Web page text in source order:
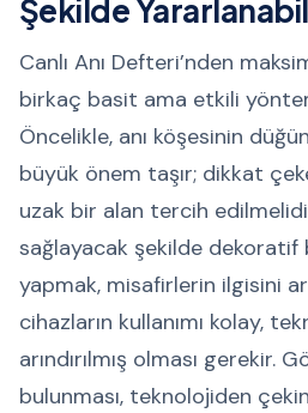
Şekilde
Canlı Anı Defteri’nden
birkaç basit ama etkili
Öncelikle, anı köşesinin
büyük önem taşır; dikkat
uzak bir alan tercih
sağlayacak şekilde dekoratif
yapmak, misafirlerin ilgisini
cihazların kullanımı kolay,
arındırılmış olması gerekir.
bulunması, teknolojiden